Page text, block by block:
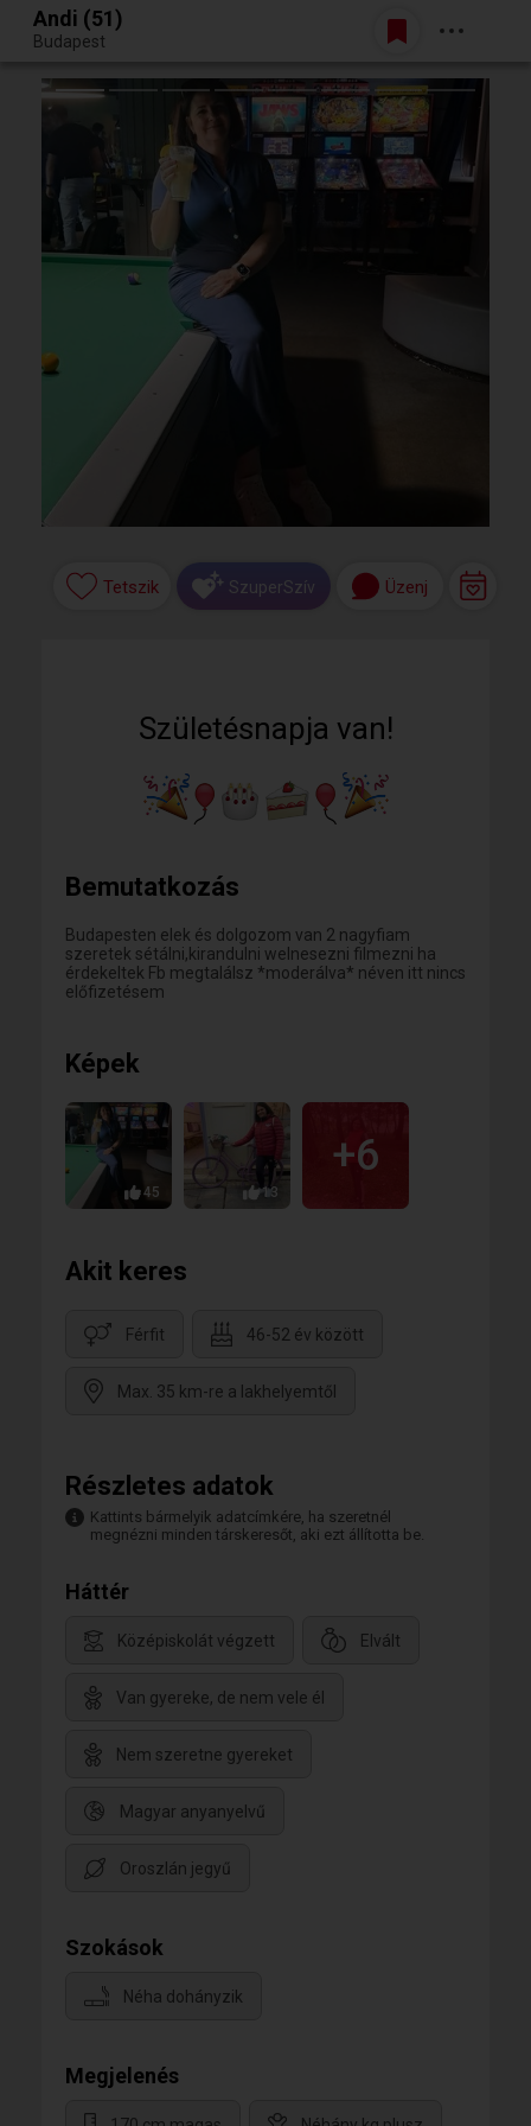
Egy jó randiból bármi lehet.
Belépés
Andi (51)
Budapest
Tetszik SzuperSzív Üzenj
Születésnapja van!
Bemutatkozás
Budapesten elek és dolgozom van 2 nagyfiam
szeretek sétálni,kirandulni welnesezni filmezni ha
érdekeltek Fb megtalálsz *moderálva* néven itt nincs
előfizetésem
Képek
45 13
+6
Akit keres
Férfit 46-52 év között
Max. 35 km-re a lakhelyemtől
Részletes adatok
Kattints bármelyik adatcímkére, ha szeretnél
megnézni minden társkeresőt, aki ezt állította be.
Háttér
Középiskolát végzett Elvált
Van gyereke, de nem vele él
Nem szeretne gyereket
Magyar anyanyelvű
Oroszlán jegyű
Szokások
Néha dohányzik
Megjelenés